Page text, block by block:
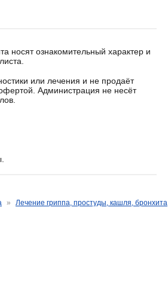
ознакомительный характер и
или лечения и не продаёт
Администрация не несёт
» Лечение гриппа, простуды, кашля, бронхита